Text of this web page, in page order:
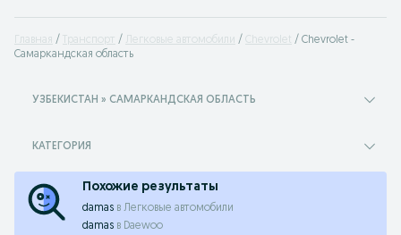
Главная Транспорт Легковые автомобили Chevrolet
Chevrolet -
Самаркандская область
УЗБЕКИСТАН » САМАРКАНДСКАЯ ОБЛАСТЬ
КАТЕГОРИЯ
Похожие результаты
damas в Легковые автомобили
damas в Daewoo